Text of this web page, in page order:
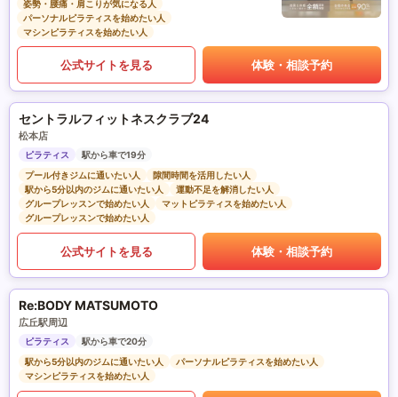
姿勢・腰痛・肩こりが気になる人
パーソナルピラティスを始めたい人
マシンピラティスを始めたい人
公式サイトを見る 体験・相談予約
セントラルフィットネスクラブ24
松本店
ピラティス
駅から車で19分
プール付きジムに通いたい人
隙間時間を活用したい人
駅から5分以内のジムに通いたい人
運動不足を解消したい人
グループレッスンで始めたい人
マットピラティスを始めたい人
グループレッスンで始めたい人
公式サイトを見る 体験・相談予約
Re:BODY MATSUMOTO
広丘駅周辺
ピラティス
駅から車で20分
駅から5分以内のジムに通いたい人
パーソナルピラティスを始めたい人
マシンピラティスを始めたい人